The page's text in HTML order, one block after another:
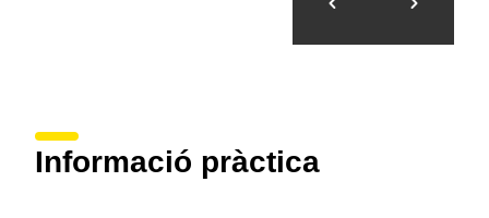
Informació pràctica